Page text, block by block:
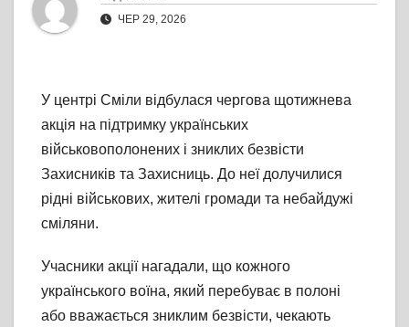
ЧЕР 29, 2026
У центрі Сміли відбулася чергова щотижнева
акція на підтримку українських
військовополонених і зниклих безвісти
Захисників та Захисниць. До неї долучилися
рідні військових, жителі громади та небайдужі
сміляни.
Учасники акції нагадали, що кожного
українського воїна, який перебуває в полоні
або вважається зниклим безвісти, чекають